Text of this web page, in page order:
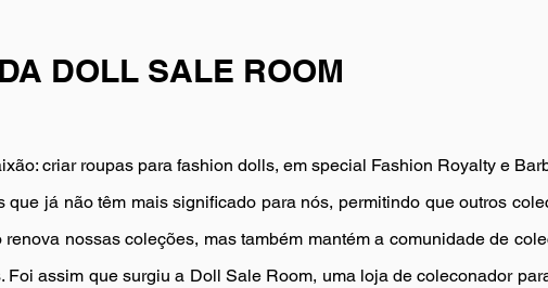
DOLL SALE ROOM
criar roupas para fashion dolls, em special Fashion Royalty e
já não têm mais significado para nós, permitindo que outros
nossas coleções, mas também mantém a comunidade de
assim que surgiu a Doll Sale Room, uma loja de coleconador